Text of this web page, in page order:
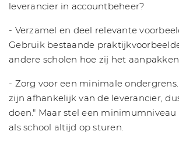
leverancier in accountbeheer?
- Verzamel en deel relevante
Gebruik bestaande
andere scholen hoe zij het
- Zorg voor een minimale
zijn afhankelijk van de leverancier,
doen." Maar stel een
als school altijd op sturen.